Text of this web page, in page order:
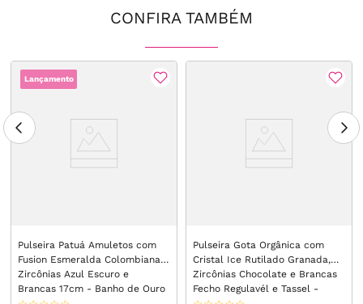
CONFIRA TAMBÉM
Lançamento
Pulseira Patuá Amuletos com
Fusion Esmeralda Colombiana e
Zircônias Azul Escuro e
Brancas 17cm - Banho de Ouro
Pulseira Gota Orgânica com
Cristal Ice Rutilado Granada,
Zircônias Chocolate e Brancas
Fecho Regulavél e Tassel -